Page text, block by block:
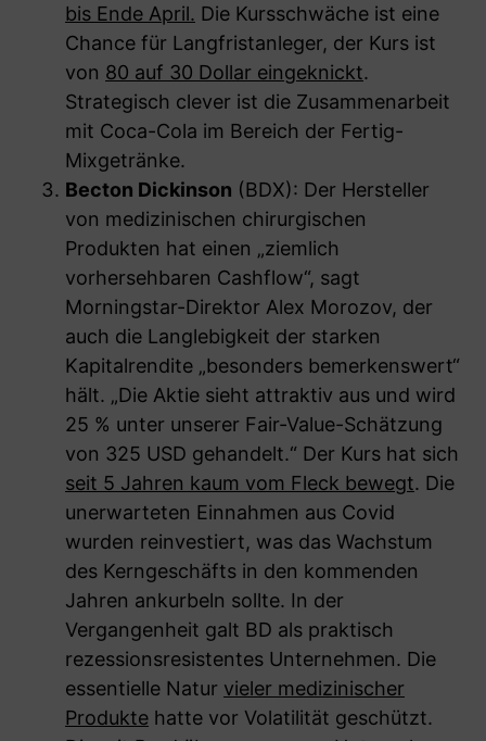
bis Ende April. Die Kursschwäche ist eine
Chance für Langfristanleger, der Kurs ist
von 80 auf 30 Dollar eingeknickt.
Strategisch clever ist die Zusammenarbeit
mit Coca-Cola im Bereich der Fertig-
Mixgetränke.
Becton Dickinson (BDX): Der Hersteller
von medizinischen chirurgischen
Produkten hat einen „ziemlich
vorhersehbaren Cashflow“, sagt
Morningstar-Direktor Alex Morozov, der
auch die Langlebigkeit der starken
Kapitalrendite „besonders bemerkenswert“
hält. „Die Aktie sieht attraktiv aus und wird
25 % unter unserer Fair-Value-Schätzung
von 325 USD gehandelt.“ Der Kurs hat sich
seit 5 Jahren kaum vom Fleck bewegt. Die
unerwarteten Einnahmen aus Covid
wurden reinvestiert, was das Wachstum
des Kerngeschäfts in den kommenden
Jahren ankurbeln sollte. In der
Vergangenheit galt BD als praktisch
rezessionsresistentes Unternehmen. Die
essentielle Natur vieler medizinischer
Produkte hatte vor Volatilität geschützt.